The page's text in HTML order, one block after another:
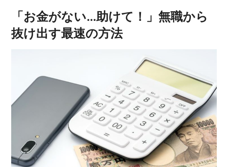
「お金がない…助けて！」無職から
抜け出す最速の方法